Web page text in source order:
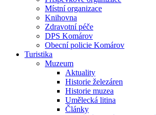
Místní organizace
Knihovna
Zdravotní péče
DPS Komárov
Obecní policie Komárov
Turistika
Muzeum
Aktuality
Historie železáren
Historie muzea
Umělecká litina
Články